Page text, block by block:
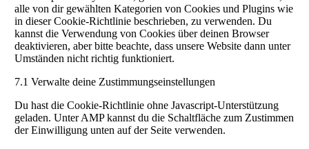
alle von dir gewählten Kategorien von Cookies und Plugins wie
in dieser Cookie-Richtlinie beschrieben, zu verwenden. Du
kannst die Verwendung von Cookies über deinen Browser
deaktivieren, aber bitte beachte, dass unsere Website dann unter
Umständen nicht richtig funktioniert.
7.1 Verwalte deine Zustimmungseinstellungen
Du hast die Cookie-Richtlinie ohne Javascript-Unterstützung
geladen. Unter AMP kannst du die Schaltfläche zum Zustimmen
der Einwilligung unten auf der Seite verwenden.